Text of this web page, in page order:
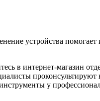
устройства помогает
в интернет-магазин
у